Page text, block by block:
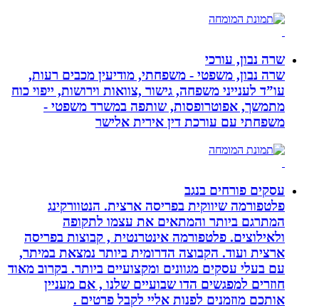
שרה נבון, עורכי
שרה נבון, משפטי - משפחתי, מודיעין מכבים רעות,
עו”ד לענייני משפחה, גישור ,צוואות וירושות, ייפוי כוח
מתמשך, אפוטרופסות, שותפה במשרד משפטי -
משפחתי עם עורכת דין אירית אלישר
עסקים פורחים בנגב
פלטפורמה שיווקית בפריסה ארצית. הנטוורקינג
המתרגם ביותר והמתאים את עצמו לתקופה
ולאילוצים. פלטפורמה אינטרנטית , קבוצות בפריסה
ארצית ועוד. הקבוצה הדרומית ביותר נמצאת במיתר,
עם בעלי עסקים מגוונים ומקצועיים ביותר. בקרוב מאוד
חוזרים למפגשים הדו שבועיים שלנו , אם מעניין
אותכם מוזמנים לפנות אליי לקבל פרטים .